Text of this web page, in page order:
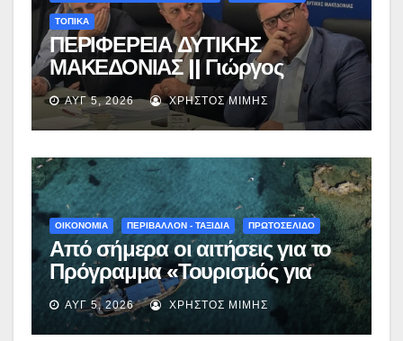
ΤΟΠΙΚΑ
ΠΕΡΙΦΕΡΕΙΑ ΔΥΤΙΚΗΣ
ΜΑΚΕΔΟΝΙΑΣ || Γιώργος
Αμανατίδης για Φράγμα
Νεστορίου: «Η δέσμευσή μας
γίνεται πράξη με εξασφαλισμένη
χρηματοδότηση»
ΑΥΓ 5, 2026 ΧΡΉΣΤΟΣ ΜΊΜΗΣ
ΟΙΚΟΝΟΜΙΑ ΠΕΡΙΒΑΛΛΟΝ - ΤΑΞΙΔΙΑ ΠΡΩΤΟΣΕΛΙΔΟ
Από σήμερα οι αιτήσεις για το
Πρόγραμμα «Τουρισμός για
Όλους 2026-2027» – Πότε λήγει
η προσθεσμία
ΑΥΓ 5, 2026 ΧΡΉΣΤΟΣ ΜΊΜΗΣ